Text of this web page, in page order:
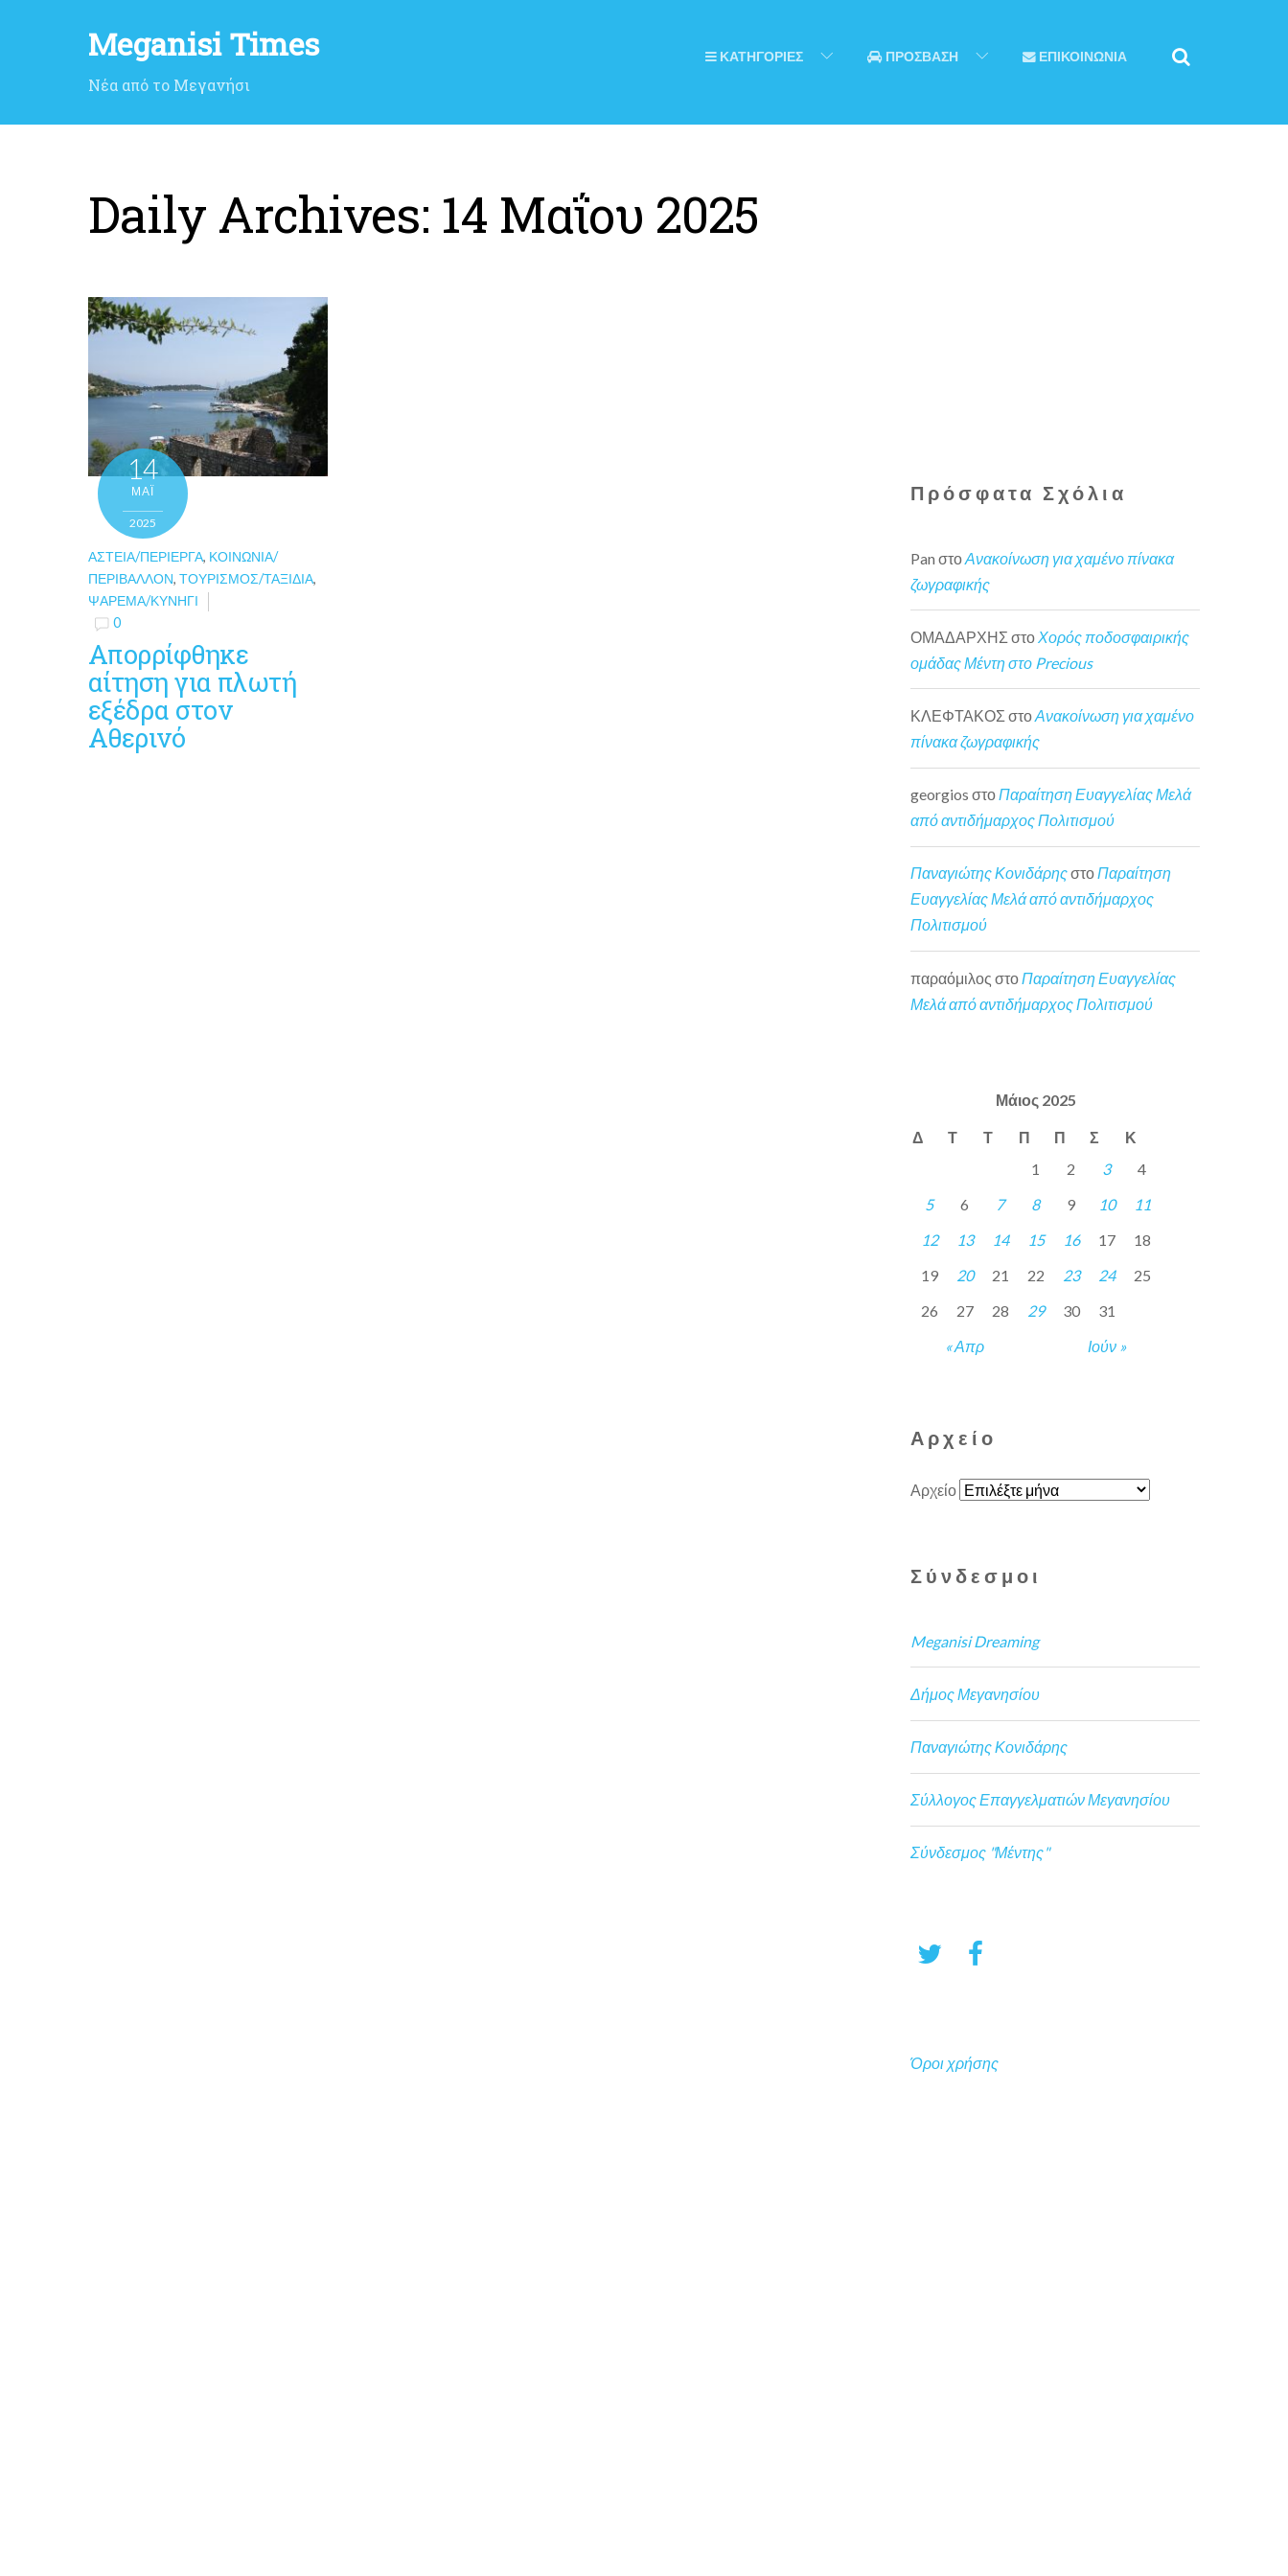
Meganisi Times
Νέα από το Μεγανήσι
ΚΑΤΗΓΟΡΙΕΣ ΠΡΟΣΒΑΣΗ ΕΠΙΚΟΙΝΩΝΙΑ
Daily Archives: 14 Μαΐου 2025
14
ΜΑΪ́
2025
ΑΣΤΕΊΑ/ΠΕΡΊΕΡΓΑ, ΚΟΙΝΩΝΊΑ/
ΠΕΡΙΒΆΛΛΟΝ, ΤΟΥΡΙΣΜΌΣ/ΤΑΞΊΔΙΑ,
ΨΆΡΕΜΑ/ΚΥΝΉΓΙ
0
Απορρίφθηκε
αίτηση για πλωτή
εξέδρα στον
Αθερινό
Πρόσφατα Σχόλια
Pan στοΑνακοίνωση για χαμένο πίνακα
ζωγραφικής
ΟΜΑΔΑΡΧΗΣ στο Χορός ποδοσφαιρικής
ομάδας Μέντη στο Precious
ΚΛΕΦΤΑΚΟΣ στοΑνακοίνωση για χαμένο
πίνακα ζωγραφικής
georgios στοΠαραίτηση Ευαγγελίας Μελά
από αντιδήμαρχος Πολιτισμού
Παναγιώτης ΚονιδάρηςστοΠαραίτηση
Ευαγγελίας Μελά από αντιδήμαρχος
Πολιτισμού
παραόμιλος στο Παραίτηση Ευαγγελίας
Μελά από αντιδήμαρχος Πολιτισμού
Μάιος 2025
Δ Τ Τ Π Π Σ Κ
« Απρ Ιούν »
1 2 3
4
5
6 7 8 9 10
11
12
13 14 15 16 17
18
19
20 21 22 23 24
25
26
27 28 29 30 31
Αρχείο
Αρχείο
Σύνδεσμοι
Meganisi Dreaming
Δήμος Μεγανησίου
Παναγιώτης Κονιδάρης
Σύλλογος Επαγγελματιών Μεγανησίου
Σύνδεσμος "Μέντης"
Όροι χρήσης